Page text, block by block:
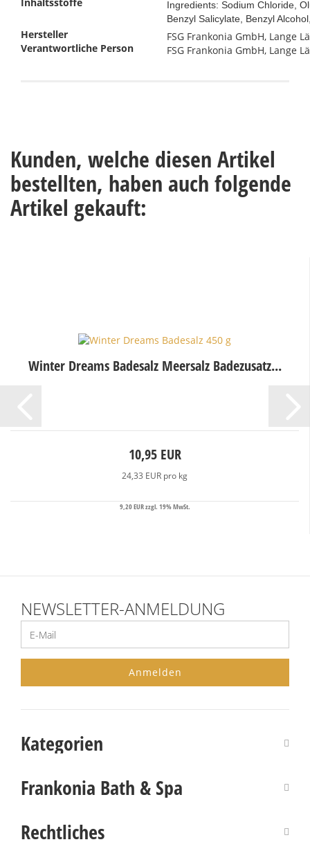
Ingredients: Sodium Chloride,
Benzyl Salicylate, Benzyl
Hersteller
Verantwortliche Person
FSG Frankonia GmbH, Lange
FSG Frankonia GmbH, Lange
Kunden, welche diesen Artikel
bestellten, haben auch folgende
Artikel gekauft:
Winter Dreams Badesalz Meersalz Badezusatz...
10,95 EUR
24,33 EUR pro kg
9,20 EUR zzgl. 19% MwSt.
NEWSLETTER-ANMELDUNG
Anmelden
Kategorien
Baden
Sauna
Frankonia Bath & Spa
Bestellinformationen
Rechtliches